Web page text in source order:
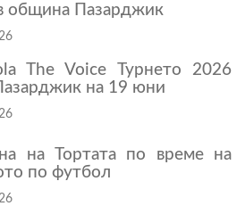
община Пазарджик
The Voice Турнето 2026
на 19 юни
на Тортата по време на
по футбол